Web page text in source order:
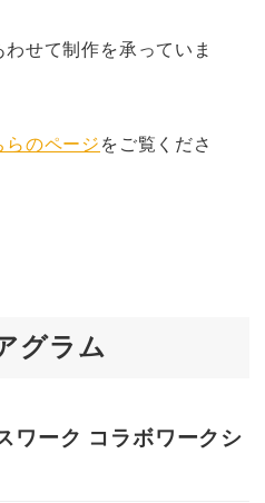
せて制作を承っていま
らのページをご覧くださ
グラム
ワーク コラボワークシ